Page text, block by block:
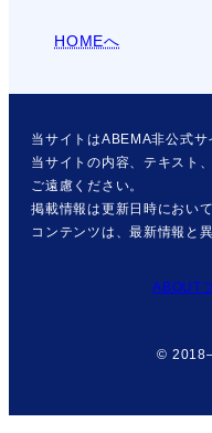
HOMEへ
当サイトはABEMA非公式サ
当サイトの内容、テキスト
ご遠慮ください。
掲載情報は更新日時におい
コンテンツは、最新情報と
ABOUT
©